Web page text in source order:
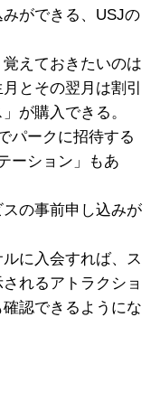
ができる、USJの
えておきたいのは
とその翌月は割引
が購入できる。
パークに招待する
ーション」もあ
の事前申し込みが
に入会すれば、ス
れるアトラクショ
認できるようにな